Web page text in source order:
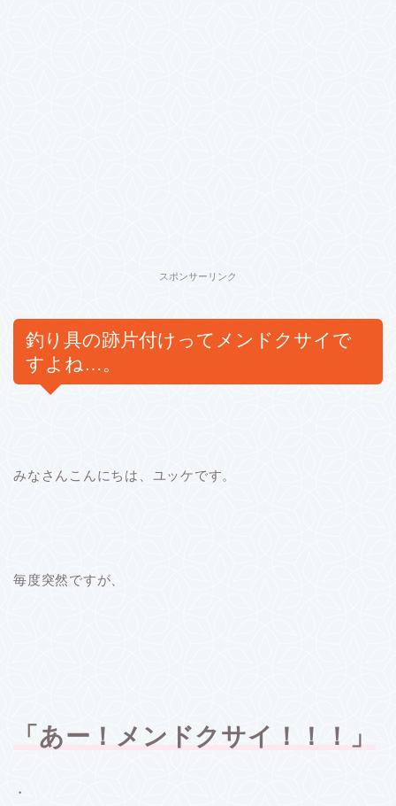
スポンサーリンク
釣り具の跡片付けってメンドクサイで
すよね…。
みなさんこんにちは、ユッケです。
毎度突然ですが、
「あー！メンドクサイ！！！」
・